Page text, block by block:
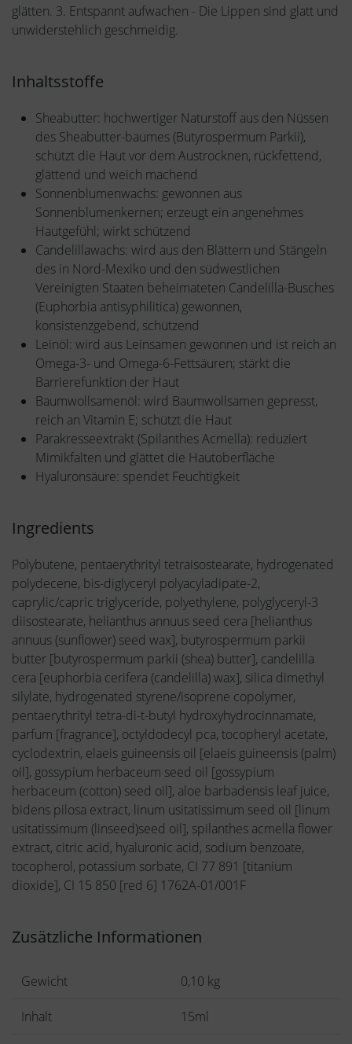
glätten. 3. Entspannt aufwachen - Die Lippen sind glatt und
unwiderstehlich geschmeidig.
Inhaltsstoffe
Sheabutter: hochwertiger Naturstoff aus den Nüssen
des Sheabutter-baumes (Butyrospermum Parkii),
schützt die Haut vor dem Austrocknen, rückfettend,
glättend und weich machend
Sonnenblumenwachs: gewonnen aus
Sonnenblumenkernen; erzeugt ein angenehmes
Hautgefühl; wirkt schützend
Candelillawachs: wird aus den Blättern und Stängeln
des in Nord-Mexiko und den südwestlichen
Vereinigten Staaten beheimateten Candelilla-Busches
(Euphorbia antisyphilitica) gewonnen,
konsistenzgebend, schützend
Leinöl: wird aus Leinsamen gewonnen und ist reich an
Omega-3- und Omega-6-Fettsäuren; stärkt die
Barrierefunktion der Haut
Baumwollsamenöl: wird Baumwollsamen gepresst,
reich an Vitamin E; schützt die Haut
Parakresseextrakt (Spilanthes Acmella): reduziert
Mimikfalten und glättet die Hautoberfläche
Hyaluronsäure: spendet Feuchtigkeit
Ingredients
Polybutene, pentaerythrityl tetraisostearate, hydrogenated
polydecene, bis-diglyceryl polyacyladipate-2,
caprylic/capric triglyceride, polyethylene, polyglyceryl-3
diisostearate, helianthus annuus seed cera [helianthus
annuus (sunflower) seed wax], butyrospermum parkii
butter [butyrospermum parkii (shea) butter], candelilla
cera [euphorbia cerifera (candelilla) wax], silica dimethyl
silylate, hydrogenated styrene/isoprene copolymer,
pentaerythrityl tetra-di-t-butyl hydroxyhydrocinnamate,
parfum [fragrance], octyldodecyl pca, tocopheryl acetate,
cyclodextrin, elaeis guineensis oil [elaeis guineensis (palm)
oil], gossypium herbaceum seed oil [gossypium
herbaceum (cotton) seed oil], aloe barbadensis leaf juice,
bidens pilosa extract, linum usitatissimum seed oil [linum
usitatissimum (linseed)seed oil], spilanthes acmella flower
extract, citric acid, hyaluronic acid, sodium benzoate,
tocopherol, potassium sorbate, CI 77 891 [titanium
dioxide], CI 15 850 [red 6] 1762A-01/001F
Zusätzliche Informationen
Gewicht 0,10 kg
Inhalt 15ml